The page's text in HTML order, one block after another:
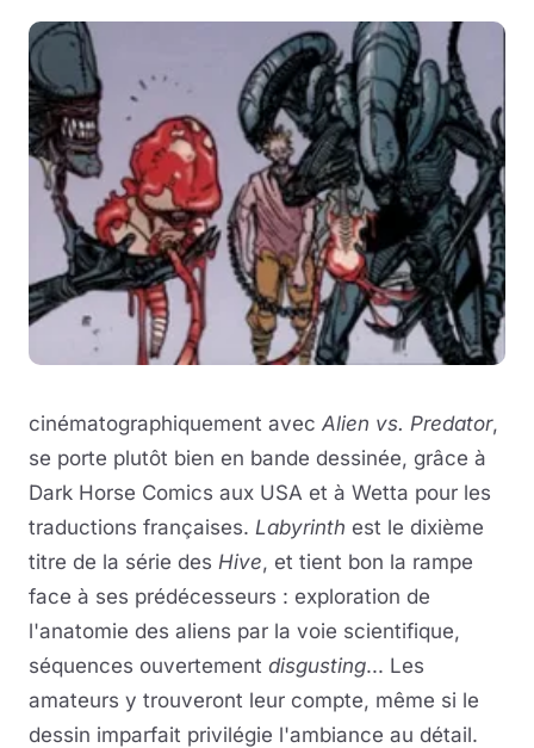
cinématographiquement avec Alien vs. Predator,
se porte plutôt bien en bande dessinée, grâce à
Dark Horse Comics aux USA et à Wetta pour les
traductions françaises. Labyrinth est le dixième
titre de la série des Hive, et tient bon la rampe
face à ses prédécesseurs : exploration de
l'anatomie des aliens par la voie scientifique,
séquences ouvertement disgusting... Les
amateurs y trouveront leur compte, même si le
dessin imparfait privilégie l'ambiance au détail.